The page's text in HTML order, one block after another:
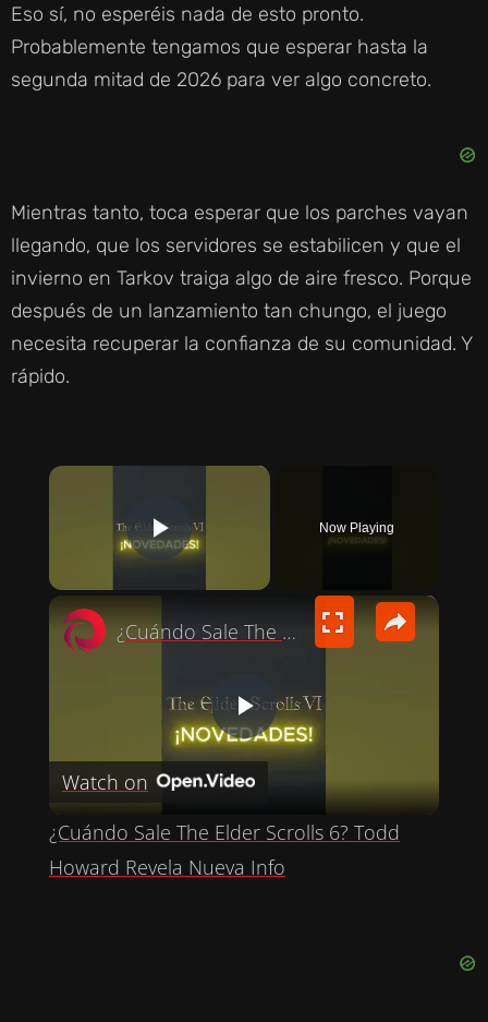
Eso sí, no esperéis nada de esto pronto.
Probablemente tengamos que esperar hasta la
segunda mitad de 2026 para ver algo concreto.
Mientras tanto, toca esperar que los parches vayan
llegando, que los servidores se estabilicen y que el
invierno en Tarkov traiga algo de aire fresco. Porque
después de un lanzamiento tan chungo, el juego
necesita recuperar la confianza de su comunidad. Y
rápido.
×
PLAY VIDEO
Now Playing
×
P
A
¿Cuándo Sale The Elder Scrolls 6? Todd Howard Revela Nueva Info
Watch on
¿Cuándo Sale The Elder Scrolls 6? Todd
Howard Revela Nueva Info